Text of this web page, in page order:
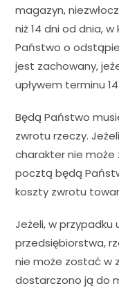
magazyn,
niż 14 dni od dnia,
Państwo o
jest zachowany,
upływem terminu
Będą Państwo
zwrotu rzeczy.
charakter nie może
pocztą będą
koszty zwrotu
Jeżeli, w
przedsiębiorstwa,
nie może zostać w
dostarczono ją do